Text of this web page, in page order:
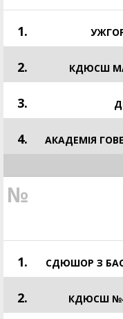
1.
2. КДЮСШ
3.
4. АКАДЕМІЯ
№
1. СДЮШОР З
2. КДЮСШ